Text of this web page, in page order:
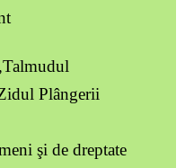
Plângerii
şi de dreptate